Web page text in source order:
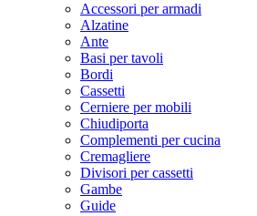
Accessori per armadi
Alzatine
Ante
Basi per tavoli
Bordi
Cassetti
Cerniere per mobili
Chiudiporta
Complementi per cucina
Cremagliere
Divisori per cassetti
Gambe
Guide